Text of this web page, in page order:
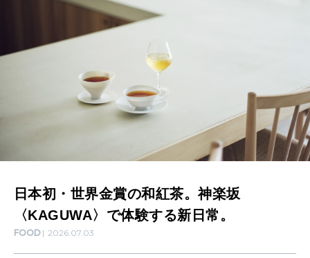
明日のわたし
[12星座別] Weekly Holoscope
[12星座別] Monthly Love Holoscope
女神まり愛のタロットメッセージ
HEALTH
自分にやさしく
ママもいろいろ
界
茶
。
神
日本初・世界金賞の和紅茶。神楽坂
〈KAGUWA〉で体験する新日常。
FOOD 2026.07.03